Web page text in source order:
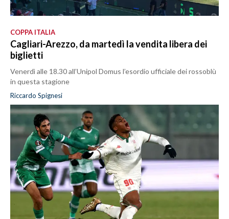
COPPA ITALIA
Cagliari-Arezzo, da martedì la vendita libera dei
biglietti
Venerdì alle 18.30 all’Unipol Domus l’esordio ufficiale dei rossoblù
in questa stagione
Riccardo Spignesi